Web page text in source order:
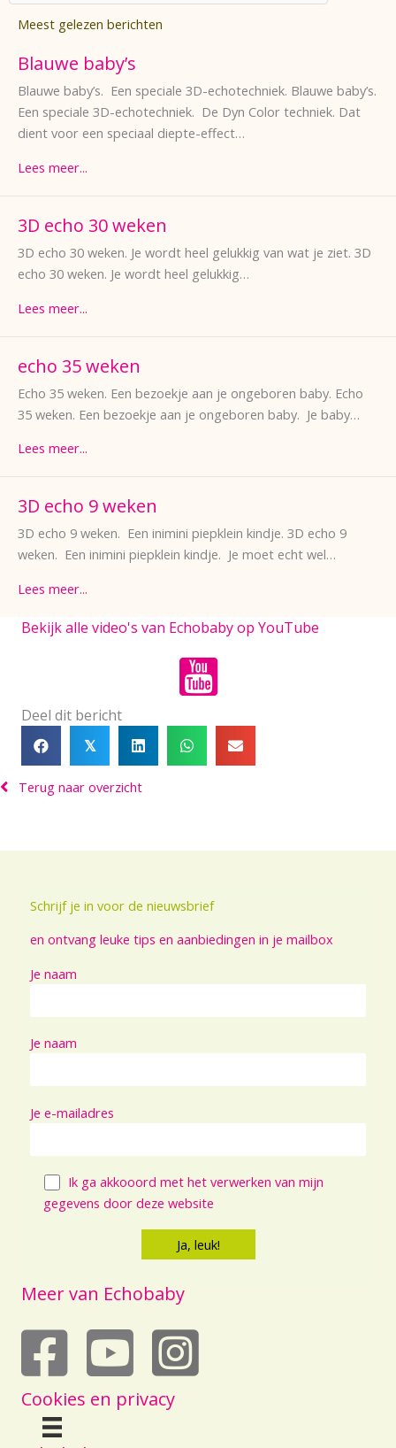
Meest gelezen berichten
Blauwe baby’s
Blauwe baby’s. Een speciale 3D-echotechniek. Blauwe baby’s.
Een speciale 3D-echotechniek. De Dyn Color techniek. Dat
dient voor een speciaal diepte-effect…
Lees meer...
3D echo 30 weken
3D echo 30 weken. Je wordt heel gelukkig van wat je ziet. 3D
echo 30 weken. Je wordt heel gelukkig…
Lees meer...
echo 35 weken
Echo 35 weken. Een bezoekje aan je ongeboren baby. Echo
35 weken. Een bezoekje aan je ongeboren baby. Je baby…
Lees meer...
3D echo 9 weken
3D echo 9 weken. Een inimini piepklein kindje. 3D echo 9
weken. Een inimini piepklein kindje. Je moet echt wel…
Lees meer...
Bekijk alle video's van Echobaby op YouTube
Deel dit bericht
𝕏
Terug naar overzicht
Schrijf je in voor de nieuwsbrief
en ontvang leuke tips en aanbiedingen in je mailbox
Je naam
Je naam
Je e-mailadres
Ik ga akkooord met het verwerken van mijn
gegevens door deze website
Meer van Echobaby
echobaby op youtube
Cookies en privacy